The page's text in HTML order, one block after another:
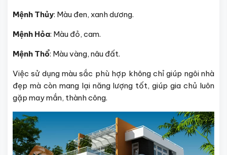
Mệnh Thủy: Màu đen, xanh dương.
Mệnh Hỏa: Màu đỏ, cam.
Mệnh Thổ: Màu vàng, nâu đất.
Việc sử dụng màu sắc phù hợp không chỉ giúp ngôi nhà
đẹp mà còn mang lại năng lượng tốt, giúp gia chủ luôn
gặp may mắn, thành công.